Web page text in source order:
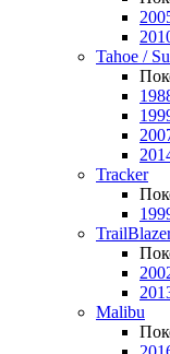
Tahoe /
Tracker
Malibu